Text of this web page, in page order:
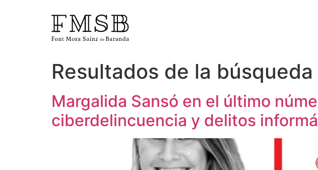
Inicio
Font Mora Sainz de Baranda
Resultados de la búsqueda
Margalida Sansó en el último
ciberdelincuencia y delitos